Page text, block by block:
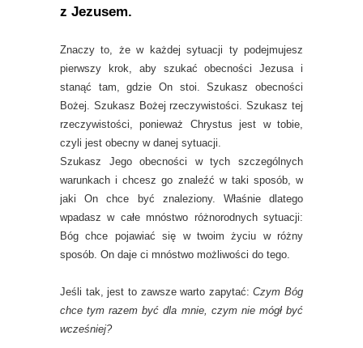
z Jezusem.
Znaczy to, że w każdej sytuacji ty podejmujesz
pierwszy krok, aby szukać obecności Jezusa i
stanąć tam, gdzie On stoi. Szukasz obecności
Bożej. Szukasz Bożej rzeczywistości. Szukasz tej
rzeczywistości, ponieważ Chrystus jest w tobie,
czyli jest obecny w danej sytuacji.
Szukasz Jego obecności w tych szczególnych
warunkach i chcesz go znaleźć w taki sposób, w
jaki On chce być znaleziony. Właśnie dlatego
wpadasz w całe mnóstwo różnorodnych sytuacji:
Bóg chce pojawiać się w twoim życiu w różny
sposób. On daje ci mnóstwo możliwości do tego.
Jeśli tak, jest to zawsze warto zapytać:Czym Bóg
chce tym razem być dla mnie, czym nie mógł być
wcześniej?